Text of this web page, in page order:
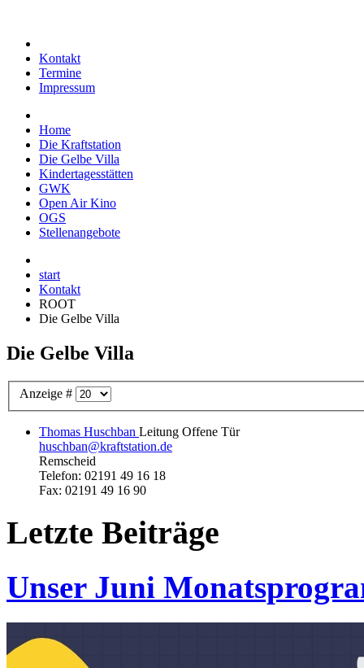
Kontakt
Termine
Impressum
Home
Die Kraftstation
Die Gelbe Villa
Kindertagesstätten
GWK
Open Air Kino
OGS
Stellenangebote
start
Kontakt
ROOT
Die Gelbe Villa
Die Gelbe Villa
Anzeige #
Thomas Huschban Leitung Offene Tür
huschban@kraftstation.de
Remscheid
Telefon: 02191 49 16 18
Fax: 02191 49 16 90
Letzte Beiträge
Unser Juni